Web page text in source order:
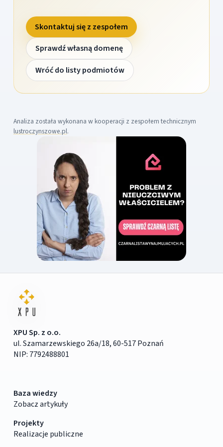
Skontaktuj się z zespołem
Sprawdź własną domenę
Wróć do listy podmiotów
Analiza została wykonana w kooperacji z zespołem technicznym
lustroczynszowe.pl.
XPU Sp. z o.o.
ul. Szamarzewskiego 26a/18, 60-517 Poznań
NIP: 7792488801
Baza wiedzy
Zobacz artykuły
Projekty
Realizacje publiczne